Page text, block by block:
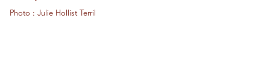
Photo : Julie Hollist Terril